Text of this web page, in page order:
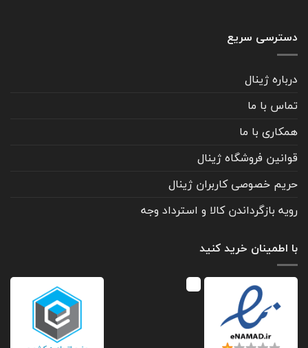
دسترسی سریع
درباره ژینال
تماس با ما
همکاری با ما
قوانین فروشگاه ژینال
حریم خصوصی کاربران ژینال
رویه بازگرداندن کالا و استرداد وجه
با اطمینان خرید کنید